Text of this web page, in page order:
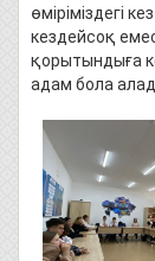
өміріміздегі
кездейсоқ
қорытындыға
адам бола